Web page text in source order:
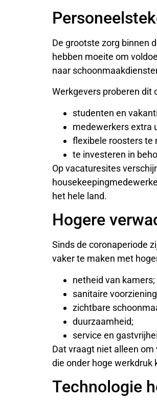
De grootste zorg binnen
hebben moeite om
naar
Werkgevers proberen dit
studenten en
medewerkers extra
flexibele roosters te
te investeren in
Op vacaturesites
het hele land.
Hogere
Sinds de coronaperiode
vaker te maken met
netheid van kamers;
sanitaire
zichtbare
duurzaamheid;
service en
Dat vraagt niet alleen
die onder hoge werkdruk
Technologie